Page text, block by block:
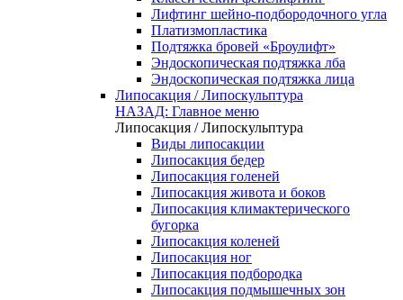
Лифтинг шейно-подбородочного угла
Платизмопластика
Подтяжка бровей «Броулифт»
Эндоскопическая подтяжка лба
Эндоскопическая подтяжка лица
Липосакция / Липоскульптура
НАЗАД: Главное меню
Липосакция / Липоскульптура
Виды липосакции
Липосакция бедер
Липосакция голеней
Липосакция живота и боков
Липосакция климактерического
бугорка
Липосакция коленей
Липосакция ног
Липосакция подбородка
Липосакция подмышечных зон